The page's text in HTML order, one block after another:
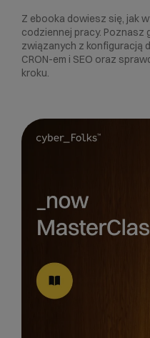
Z ebooka dowiesz się, jak
codziennej pracy.
związanych z konfiguracją
CRON-em i SEO oraz
kroku.